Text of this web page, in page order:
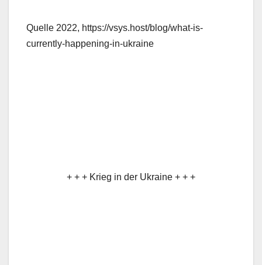
Quelle 2022, https://vsys.host/blog/what-is-
currently-happening-in-ukraine
+ + + Krieg in der Ukraine + + +